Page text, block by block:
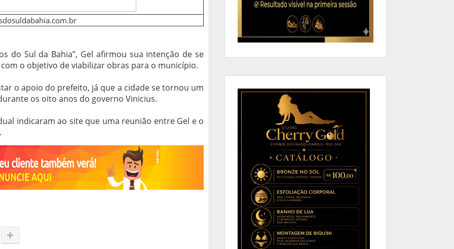
do Sul da Bahia”, Gel afirmou sua intenção de se
o objetivo de viabilizar obras para o município.
o apoio do prefeito, já que a cidade se tornou um
os oito anos do governo Vinicius.
indicaram ao site que uma reunião entre Gel e o